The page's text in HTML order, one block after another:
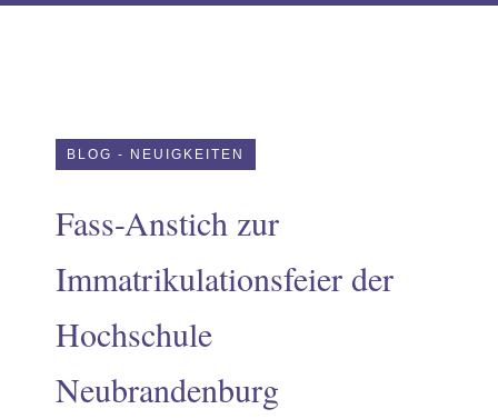
BLOG - NEUIGKEITEN
Fass-Anstich zur
Immatrikulationsfeier der
Hochschule
Neubrandenburg